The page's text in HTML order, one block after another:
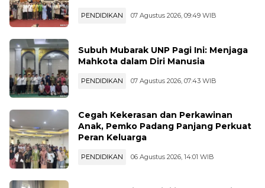
Usung Tema Perkembangan Mutakhir
Subuh Mubarak UNP Pagi Ini: Menjaga
Mahkota dalam Diri Manusia
Cegah Kekerasan dan Perkawinan
Anak, Pemko Padang Panjang Perkuat
Peran Keluarga